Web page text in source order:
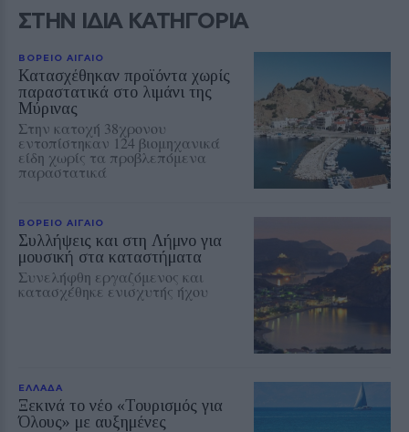
ΣΤΗΝ ΙΔΙΑ ΚΑΤΗΓΟΡΙΑ
ΒΟΡΕΙΟ ΑΙΓΑΙΟ
Κατασχέθηκαν προϊόντα χωρίς
παραστατικά στο λιμάνι της
Μύρινας
Στην κατοχή 38χρονου
εντοπίστηκαν 124 βιομηχανικά
είδη χωρίς τα προβλεπόμενα
παραστατικά
ΒΟΡΕΙΟ ΑΙΓΑΙΟ
Συλλήψεις και στη Λήμνο για
μουσική στα καταστήματα
Συνελήφθη εργαζόμενος και
κατασχέθηκε ενισχυτής ήχου
ΕΛΛΑΔΑ
Ξεκινά το νέο «Τουρισμός για
Όλους» με αυξημένες